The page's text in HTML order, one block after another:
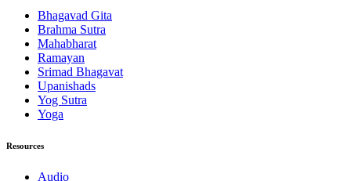
Bhagavad Gita
Brahma Sutra
Mahabharat
Ramayan
Srimad Bhagavat
Upanishads
Yog Sutra
Yoga
Resources
Audio